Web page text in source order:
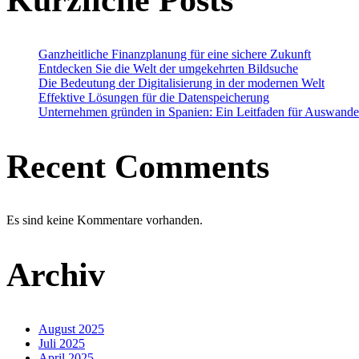
Ganzheitliche Finanzplanung für eine sichere Zukunft
Entdecken Sie die Welt der umgekehrten Bildsuche
Die Bedeutung der Digitalisierung in der modernen Welt
Effektive Lösungen für die Datenspeicherung
Unternehmen gründen in Spanien: Ein Leitfaden für
Recent Comments
Es sind keine Kommentare vorhanden.
Archiv
August 2025
Juli 2025